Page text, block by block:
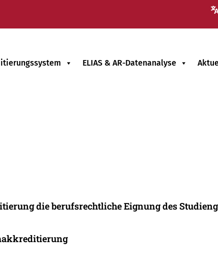
ELIAS & AR-Datenanalyse
die berufsrechtliche Eignung des